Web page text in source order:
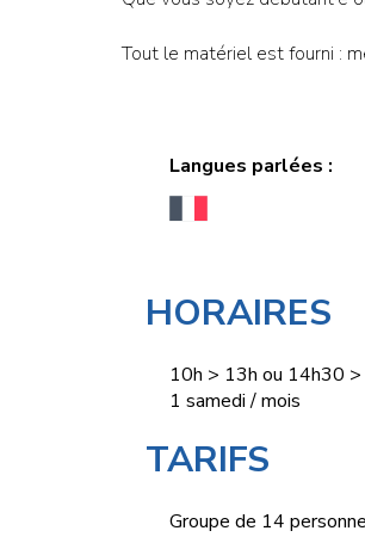
Tout le matériel est fourni :
Langues parlées :
HORAIRES
10h > 13h ou 14h30 >
1 samedi / mois
TARIFS
Groupe de 14